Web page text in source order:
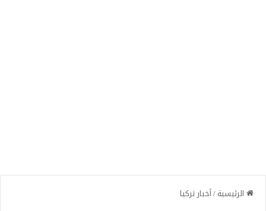
الرئيسية/أخبار تركيا